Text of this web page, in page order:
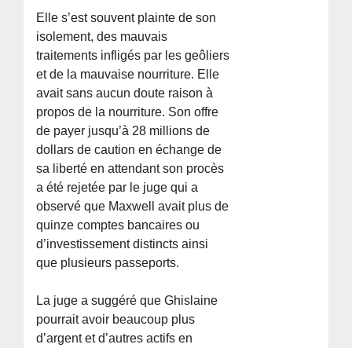
Elle s’est souvent plainte de son
isolement, des mauvais
traitements infligés par les geôliers
et de la mauvaise nourriture. Elle
avait sans aucun doute raison à
propos de la nourriture. Son offre
de payer jusqu’à 28 millions de
dollars de caution en échange de
sa liberté en attendant son procès
a été rejetée par le juge qui a
observé que Maxwell avait plus de
quinze comptes bancaires ou
d’investissement distincts ainsi
que plusieurs passeports.
La juge a suggéré que Ghislaine
pourrait avoir beaucoup plus
d’argent et d’autres actifs en